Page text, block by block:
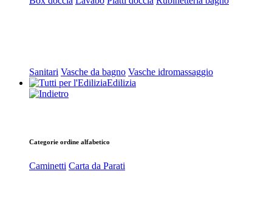
Sanitari Vasche da bagno Vasche idromassaggio
Edilizia
Categorie ordine alfabetico
Caminetti Carta da Parati